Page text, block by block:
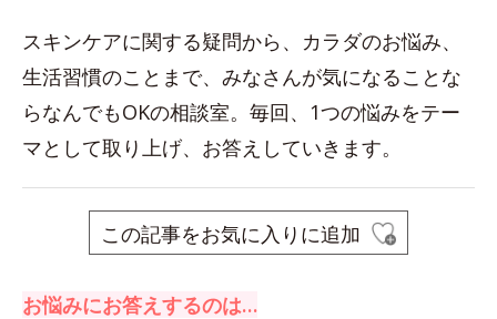
スキンケアに関する疑問から、カラダのお悩み、
生活習慣のことまで、みなさんが気になることな
らなんでもOKの相談室。毎回、1つの悩みをテー
マとして取り上げ、お答えしていきます。
この記事をお気に入りに追加
お悩みにお答えするのは…